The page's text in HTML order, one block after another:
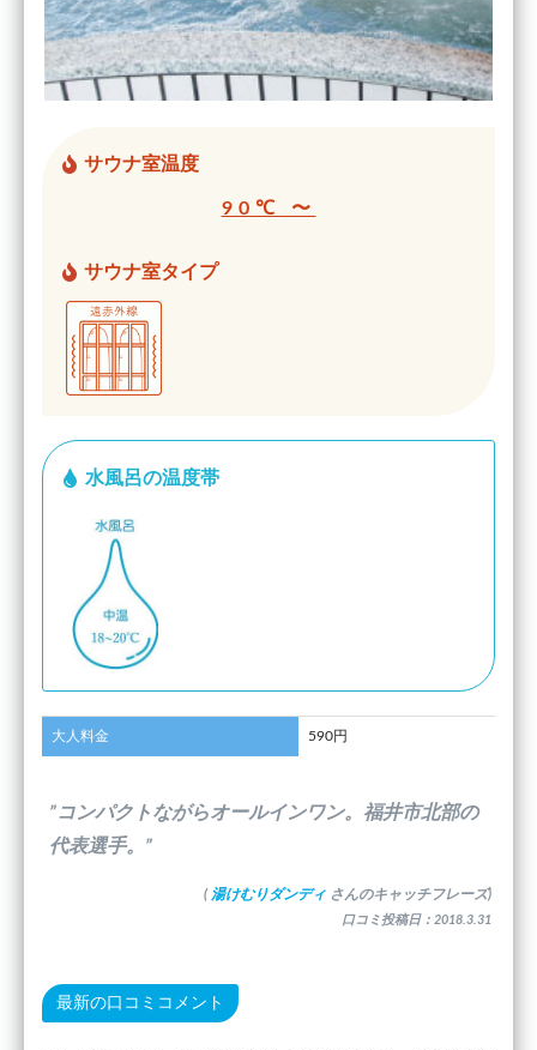
サウナ室温度
90℃ 〜
サウナ室タイプ
水風呂の温度帯
大人料金 590円
”コンパクトながらオールインワン。福井市北部の
代表選手。”
( 湯けむりダンディ さんのキャッチフレーズ)
口コミ投稿日：2018.3.31
最新の口コミコメント